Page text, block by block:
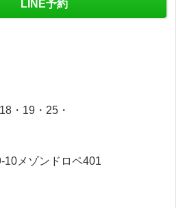
LINE予約
・19・25・
10メゾンドロペ401